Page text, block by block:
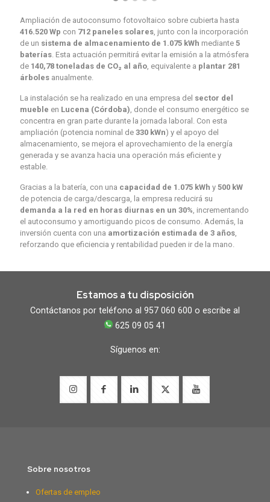
Ampliación de autoconsumo fotovoltaico sobre cubierta hasta
416.520 Wp con 712 paneles solares, junto con la incorporación
de un sistema de almacenamiento de 1.075 kWh mediante 5
baterías. Esta actuación permitirá evitar la emisión a la atmósfera
de 140,78 toneladas de CO₂ al año, equivalente a plantar 281
árboles anualmente.
La instalación se ha realizado en una empresa del sector del
mueble en Lucena (Córdoba), donde el consumo energético se
concentra en gran parte durante la jornada laboral. Con esta
ampliación (potencia nominal de 330 kWn) y el apoyo del
almacenamiento, se mejora el aprovechamiento de la energía
generada y se avanza hacia una operación más eficiente y
estable.
Gracias a la batería, con una capacidad de 1.075 kWh y 500 kW
de potencia de carga/descarga, la empresa reducirá su
demanda a la red en horas diurnas en un 30%, incrementando
el autoconsumo y amortiguando picos de consumo. Además, la
inversión cuenta con una amortización estimada de 3 años,
reforzando que eficiencia y rentabilidad pueden ir de la mano.
Estamos a tu disposición
Contáctanos por teléfono al 957 060 600 o escribe al
625 09 05 41
Síguenos en:
Sobre nosotros
Ofertas de empleo